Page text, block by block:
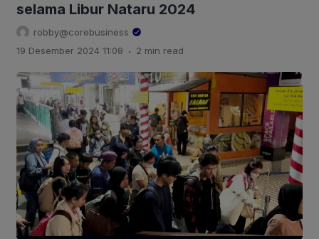
selama Libur Nataru 2024
robby@corebusiness
19 Desember 2024 11:08 . 2 min read